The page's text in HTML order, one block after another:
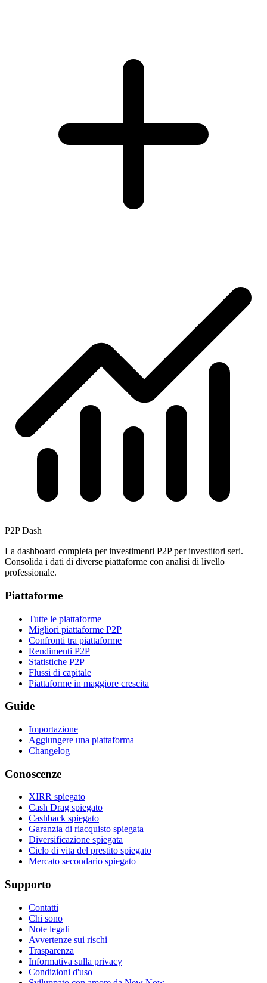
P2P Dash
La dashboard completa per investimenti P2P per investitori seri.
Consolida i dati di diverse piattaforme con analisi di livello
professionale.
Piattaforme
Tutte le piattaforme
Migliori piattaforme P2P
Confronti tra piattaforme
Rendimenti P2P
Statistiche P2P
Flussi di capitale
Piattaforme in maggiore crescita
Guide
Importazione
Aggiungere una piattaforma
Changelog
Conoscenze
XIRR spiegato
Cash Drag spiegato
Cashback spiegato
Garanzia di riacquisto spiegata
Diversificazione spiegata
Ciclo di vita del prestito spiegato
Mercato secondario spiegato
Supporto
Contatti
Chi sono
Note legali
Avvertenze sui rischi
Trasparenza
Informativa sulla privacy
Condizioni d'uso